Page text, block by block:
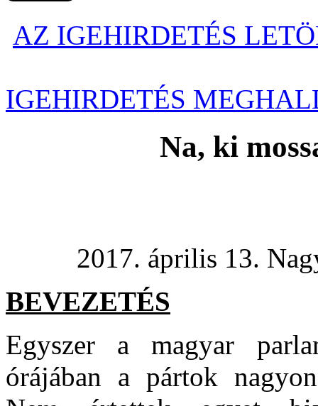
AZ IGEHIRDETÉS
IGEHIRDETÉS
Na, ki
2017. április 13.
BEVEZETÉS
Egyszer a magyar
órájában a pártok